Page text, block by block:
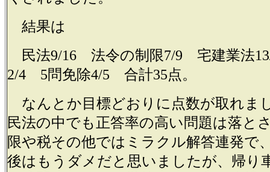
結果は
民法9/16 法令の制限7/9 宅建業法
2/4 5問免除4/5 合計35点。
なんとか目標どおりに点数が取れま
民法の中でも正答率の高い問題は落と
限や税その他ではミラクル解答連発で
後はもうダメだと思いましたが、帰り